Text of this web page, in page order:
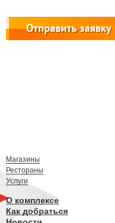
Магазины
Рестораны
Услуги
О комплексе
Как добраться